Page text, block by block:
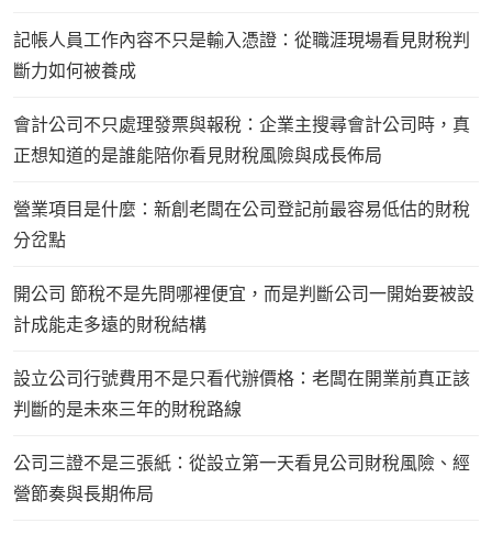
記帳人員工作內容不只是輸入憑證：從職涯現場看見財稅判
斷力如何被養成
會計公司不只處理發票與報稅：企業主搜尋會計公司時，真
正想知道的是誰能陪你看見財稅風險與成長佈局
營業項目是什麼：新創老闆在公司登記前最容易低估的財稅
分岔點
開公司 節稅不是先問哪裡便宜，而是判斷公司一開始要被設
計成能走多遠的財稅結構
設立公司行號費用不是只看代辦價格：老闆在開業前真正該
判斷的是未來三年的財稅路線
公司三證不是三張紙：從設立第一天看見公司財稅風險、經
營節奏與長期佈局